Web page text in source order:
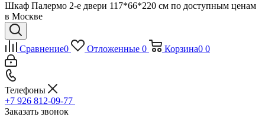
Шкаф Палермо 2-е двери 117*66*220 см по доступным ценам
в Москве
Сравнение0 Отложенные 0 Корзина0 0
Телефоны
+7 926 812-09-77
Заказать звонок